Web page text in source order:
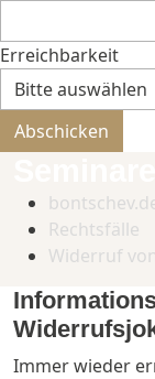
Erreichbarkeit
Bitte nicht
Abschicken
Rechtsfälle
Widerruf
Immer wieder